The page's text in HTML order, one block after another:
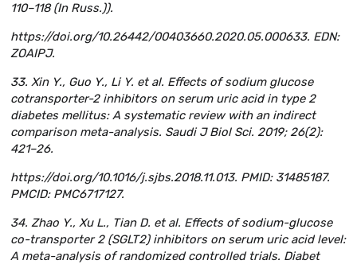
110–118 (In Russ.)).
https://doi.org/10.26442/00403660.2020.05.000633. EDN:
ZOAIPJ.
33. Xin Y., Guo Y., Li Y. et al. Effects of sodium glucose
cotransporter-2 inhibitors on serum uric acid in type 2
diabetes mellitus: A systematic review with an indirect
comparison meta-analysis. Saudi J Biol Sci. 2019; 26(2):
421–26.
https://doi.org/10.1016/j.sjbs.2018.11.013. PMID: 31485187.
PMCID: PMC6717127.
34. Zhao Y., Xu L., Tian D. et al. Effects of sodium-glucose
co-transporter 2 (SGLT2) inhibitors on serum uric acid level:
A meta-analysis of randomized controlled trials. Diabet